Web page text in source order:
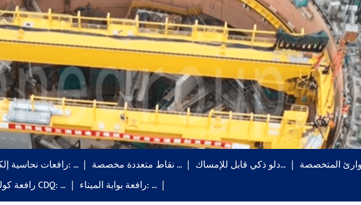
رافعات نحاسية إلكتروليتية: … نقاط متعددة مخصصة … دلو ذكي قابل للإمساك...
رافعة كوك بوت لـ CDQ: …
رافعة بوابة الميناء: …